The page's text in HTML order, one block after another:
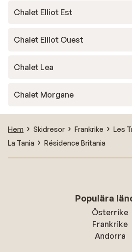
Chalet Elliot Est
Chalet Elliot Ouest
Chalet Lea
Chalet Morgane
Hem Skidresor Frankrike
Les
La Tania
Résidence Britania
Populära
Österrike
Frankrike
Andorra